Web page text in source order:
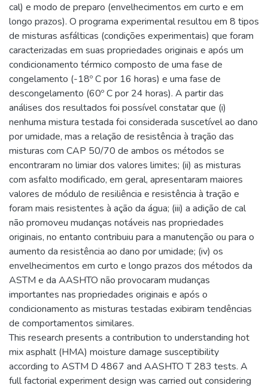
cal) e modo de preparo (envelhecimentos em curto e em
longo prazos). O programa experimental resultou em 8 tipos
de misturas asfálticas (condições experimentais) que foram
caracterizadas em suas propriedades originais e após um
condicionamento térmico composto de uma fase de
congelamento (-18º C por 16 horas) e uma fase de
descongelamento (60º C por 24 horas). A partir das
análises dos resultados foi possível constatar que (i)
nenhuma mistura testada foi considerada suscetível ao dano
por umidade, mas a relação de resistência à tração das
misturas com CAP 50/70 de ambos os métodos se
encontraram no limiar dos valores limites; (ii) as misturas
com asfalto modificado, em geral, apresentaram maiores
valores de módulo de resiliência e resistência à tração e
foram mais resistentes à ação da água; (iii) a adição de cal
não promoveu mudanças notáveis nas propriedades
originais, no entanto contribuiu para a manutenção ou para o
aumento da resistência ao dano por umidade; (iv) os
envelhecimentos em curto e longo prazos dos métodos da
ASTM e da AASHTO não provocaram mudanças
importantes nas propriedades originais e após o
condicionamento as misturas testadas exibiram tendências
de comportamentos similares.
This research presents a contribution to understanding hot
mix asphalt (HMA) moisture damage susceptibility
according to ASTM D 4867 and AASHTO T 283 tests. A
full factorial experiment design was carried out considering